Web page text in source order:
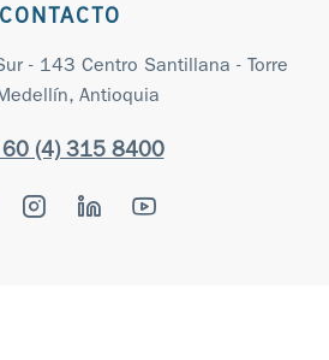
CONTACTO
- 143 Centro Santillana - Torre
Antioquia
(4) 315 8400